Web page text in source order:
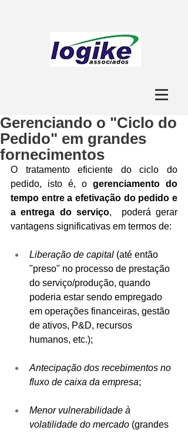
Gerenciando o "Ciclo do
Pedido" em grandes
fornecimentos
O tratamento eficiente do ciclo do
pedido, isto é, o gerenciamento do
tempo entre a efetivação do pedido e
a entrega do serviço,  poderá gerar
vantagens significativas em termos de:
Liberação de capital (até então
"preso" no processo de prestação
do serviço/produção, quando
poderia estar sendo empregado
em operações financeiras, gestão
de ativos, P&D, recursos
humanos, etc.);
Antecipação dos recebimentos no
fluxo de caixa da empresa;
Menor vulnerabilidade à
volatilidade do mercado (grandes